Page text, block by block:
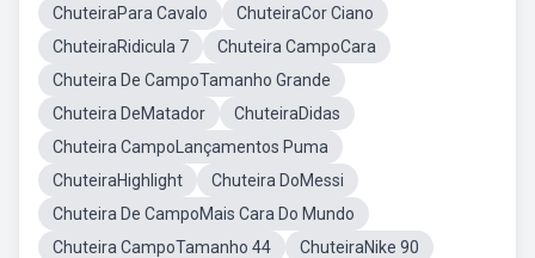
ChuteiraPara Cavalo
ChuteiraCor Ciano
ChuteiraRidicula 7
Chuteira CampoCara
Chuteira De CampoTamanho Grande
Chuteira DeMatador
ChuteiraDidas
Chuteira CampoLançamentos Puma
ChuteiraHighlight
Chuteira DoMessi
Chuteira De CampoMais Cara Do Mundo
Chuteira CampoTamanho 44
ChuteiraNike 90